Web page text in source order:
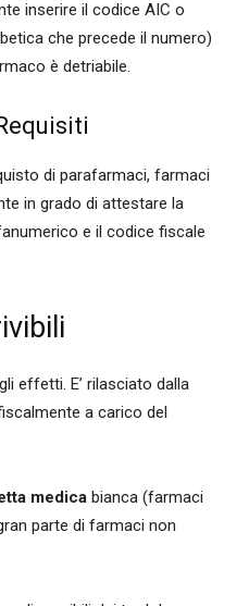
inserire il codice AIC o
che precede il numero)
è detriabile.
di parafarmaci, farmaci
in grado di attestare la
e il codice fiscale
effetti. E’ rilasciato dalla
a carico del
medica bianca (farmaci
parte di farmaci non